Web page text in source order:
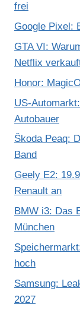
frei
Google Pixel:
GTA VI:
Netflix
Honor:
US-
Autobauer
Škoda Peaq:
Band
Geely E2:
Renault an
BMW i3: Das
München
hoch
Samsung:
2027